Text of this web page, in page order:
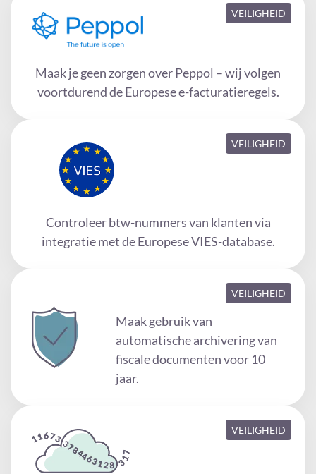
VEILIGHEID
Maak je geen zorgen over Peppol – wij volgen
voortdurend de Europese e-facturatieregels.
VEILIGHEID
Controleer btw-nummers van klanten via
integratie met de Europese VIES-database.
VEILIGHEID
Maak gebruik van
automatische archivering van
fiscale documenten voor 10
jaar.
VEILIGHEID